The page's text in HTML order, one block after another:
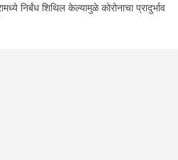
निर्बंध शिथिल केल्यामुळे कोरोनाचा प्रादुर्भाव